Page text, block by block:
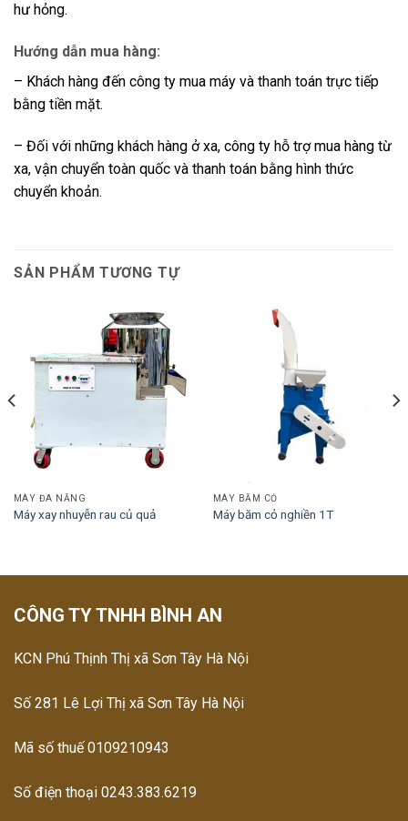
hư hỏng.
Hướng dẫn mua hàng:
– Khách hàng đến công ty mua máy và thanh toán trực tiếp
bằng tiền mặt.
– Đối với những khách hàng ở xa, công ty hỗ trợ mua hàng từ
xa, vận chuyển toàn quốc và thanh toán bằng hình thức
chuyển khoản.
SẢN PHẨM TƯƠNG TỰ
MÁY ĐA NĂNG
Máy xay nhuyễn rau củ quả
MÁY BĂM CỎ
Máy băm cỏ nghiền 1T
CÔNG TY TNHH BÌNH AN
KCN Phú Thịnh Thị xã Sơn Tây Hà Nội
Số 281 Lê Lợi Thị xã Sơn Tây Hà Nội
Mã số thuế 0109210943
Số điện thoại 0243.383.6219